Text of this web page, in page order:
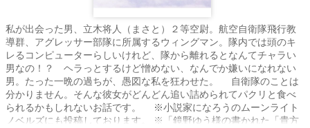
私が出会った男、立木将人（まさと）２等空尉。航空自衛隊飛行教
導群、アグレッサー部隊に所属するウィングマン。隊内では頭のキ
レるコンピューターらしいけれど、隊から離れるとなんてチャラい
男なの！？ ヘラっとするけど憎めない、なんでか嫌いになれない
男。たった一晩の過ちが、愚図な私を狂わせた。 自衛隊のことは
分かりません。そんな彼女がどんどん追い詰められてパクリと食べ
られるかもしれないお話です。 ※小説家になろうのムーンライト
ノベルズにも投稿しております。 ※「鏡野ゆう様の書かれた「貴方